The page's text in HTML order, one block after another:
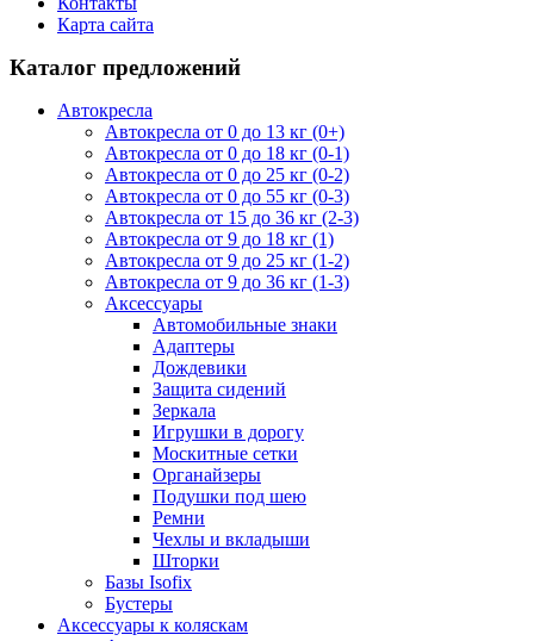
Карта сайта
Каталог предложений
Автокресла
Автокресла от 0 до 13 кг (0+)
Автокресла от 0 до 18 кг (0-1)
Автокресла от 0 до 25 кг (0-2)
Автокресла от 0 до 55 кг (0-3)
Автокресла от 15 до 36 кг (2-3)
Автокресла от 9 до 18 кг (1)
Автокресла от 9 до 25 кг (1-2)
Автокресла от 9 до 36 кг (1-3)
Аксессуары
Автомобильные знаки
Адаптеры
Дождевики
Защита сидений
Зеркала
Игрушки в дорогу
Москитные сетки
Органайзеры
Подушки под шею
Ремни
Чехлы и вкладыши
Шторки
Базы Isofix
Бустеры
Аксессуары к коляскам